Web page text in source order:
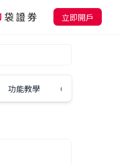
立即開戶
功能教學 60秒學一招